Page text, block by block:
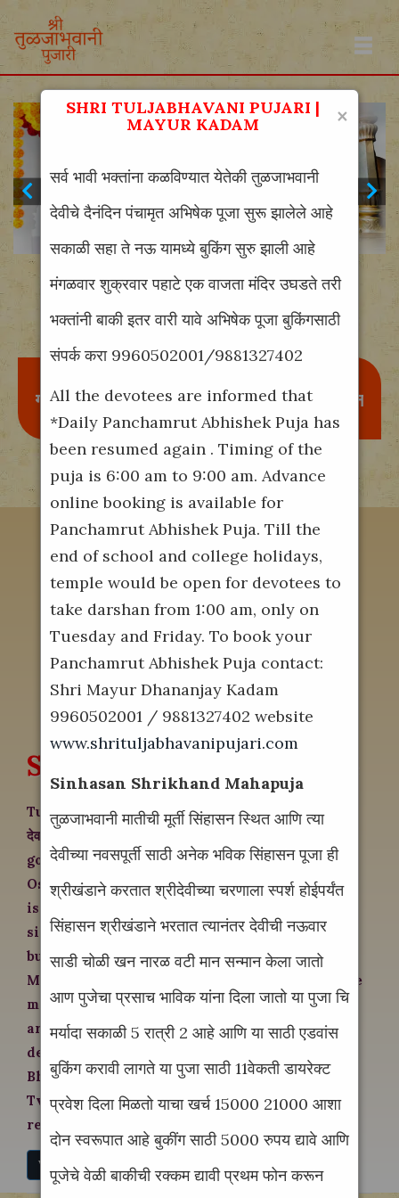
गौरी नारायणी नमोस्तुते ||
Shri Tuljabhavani Temple
Tulja Bhavani Temple (Marathi: श्री क्षेत्र तुळजा भवानी
देवस्थान) is a Hindu temple dedicated to the
goddess Bhavani. It is located in Tuljapur in
Osmanabad district of Maharashtra, India, and
is considered one of the 51 Shakti Pithas. It is
situated 45 km from Solapur. The temple was
built in c. 12th century CE by Maratha
Mahamandaleshwara Māradadeva Kadamb. The
management and priestly rights of the temple
are held by the Kadamb Bhope clan, the
descendants of Māradadeva. Goddess Tulja
Bhavani is known by names Tulaja, Turaja,
Tvarita, Ambā and Jagadambā in different
regions.
View More....
×
SHRI TULJABHAVANI PUJARI |
MAYUR KADAM
सर्व भावी भक्तांना कळविण्यात येतेकी तुळजाभवानी
देवीचे दैनंदिन पंचामृत अभिषेक पूजा सुरू झालेले आहे
सकाळी सहा ते नऊ यामध्ये बुकिंग सुरु झाली आहे
मंगळवार शुक्रवार पहाटे एक वाजता मंदिर उघडते तरी
भक्तांनी बाकी इतर वारी यावे अभिषेक पूजा बुकिंगसाठी
संपर्क करा 9960502001/9881327402
All the devotees are informed that
*Daily Panchamrut Abhishek Puja has
been resumed again . Timing of the
puja is 6:00 am to 9:00 am. Advance
online booking is available for
Panchamrut Abhishek Puja. Till the
end of school and college holidays,
temple would be open for devotees to
take darshan from 1:00 am, only on
Tuesday and Friday. To book your
Panchamrut Abhishek Puja contact:
Shri Mayur Dhananjay Kadam
9960502001 / 9881327402 website
www.shrituljabhavanipujari.com
Sinhasan Shrikhand Mahapuja
तुळजाभवानी मातीची मूर्ती सिंहासन स्थित आणि त्या
देवीच्या नवसपूर्ती साठी अनेक भविक सिंहासन पूजा ही
श्रीखंडाने करतात श्रीदेवीच्या चरणाला स्पर्श होईपर्यंत
सिंहासन श्रीखंडाने भरतात त्यानंतर देवीची नऊवार
साडी चोळी खन नारळ वटी मान सन्मान केला जातो
आण पुजेचा प्रसाच भाविक यांना दिला जातो या पुजा चि
मर्यादा सकाळी 5 रात्री 2 आहे आणि या साठी एडवांस
बुकिंग करावी लागते या पुजा साठी 11वेकती डायरेक्ट
प्रवेश दिला मिळतो याचा खर्च 15000 21000 आशा
दोन स्वरूपात आहे बुकींग साठी 5000 रुपय द्यावे आणि
पूजेचे वेळी बाकीची रक्कम द्यावी प्रथम फोन करून